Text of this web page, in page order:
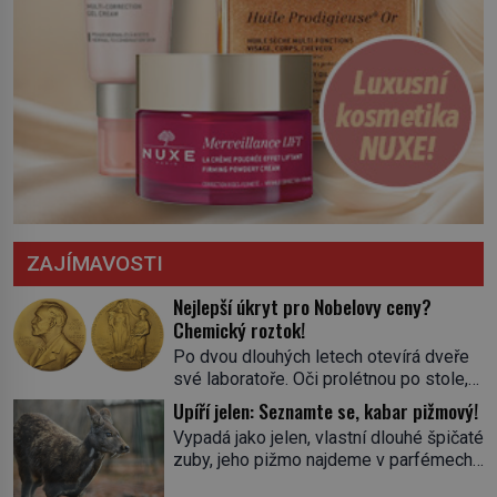
ZAJÍMAVOSTI
Nejlepší úkryt pro Nobelovy ceny?
Chemický roztok!
Po dvou dlouhých letech otevírá dveře
své laboratoře. Oči prolétnou po stole,
aby pak ulpěly na regálu, kde se nachází
všemožné látky. Hledá žluto-oranžovou
tekutinu, jakmile ji zahlédne, nesmírně
se mu uleví. Teď může svůj plán
Upíří jelen: Seznamte se, kabar pižmový!
Vypadá jako jelen, vlastní dlouhé špičaté
zuby, jeho pižmo najdeme v parfémech